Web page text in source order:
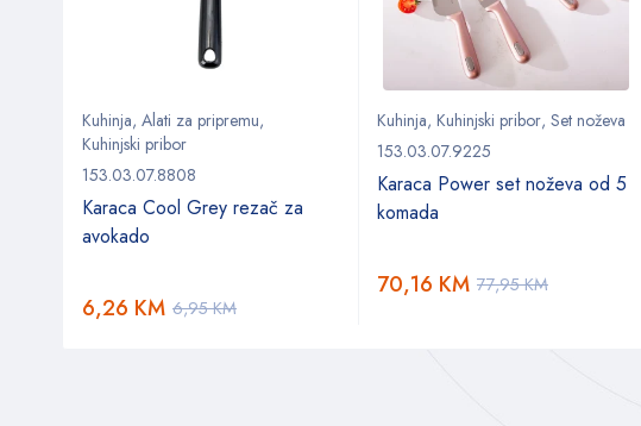
Kuhinja, Alati za pripremu,
Kuhinjski pribor
153.03.07.8808
Karaca Cool Grey rezač za
avokado
6,95KM
6,26 KM
Kuhinja, Kuhinjski pribor, Set noževa
153.03.07.9225
Karaca Power set noževa od 5
komada
77,95KM
70,16 KM